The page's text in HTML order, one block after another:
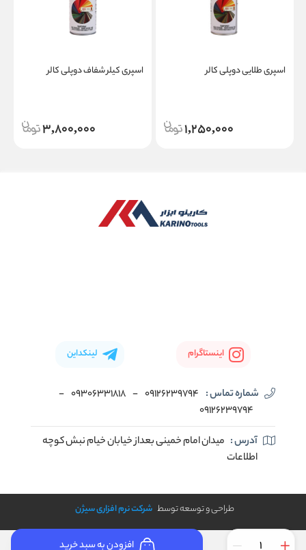
افزودن به سبد خرید
اسپری طلایی دوپلی کالر
1,250,000
اسپری کیلر شفاف دوپلی کالر
3,800,000
اینستاگرام لینکداین
شماره تماس : 09126239794
-
09306331818
-
09126239794
آدرس : میدان امام خمینی بعداز خیابان خیام نبش کوچه
اطلاعات
طراحی و توسعه توسط شرکت نرم افزاری سیژن